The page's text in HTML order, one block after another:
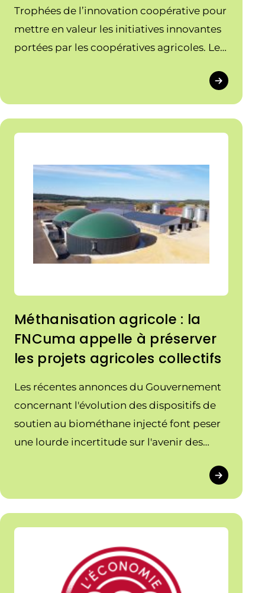
Trophées de l’innovation coopérative pour
mettre en valeur les initiatives innovantes
portées par les coopératives agricoles. Les
Méthanisation agricole : la
FNCuma appelle à préserver
les projets agricoles collectifs
Les récentes annonces du Gouvernement
concernant l'évolution des dispositifs de
soutien au biométhane injecté font peser
une lourde incertitude sur l'avenir des
collectif.